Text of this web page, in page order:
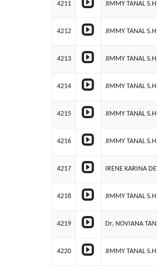
4211 JIMMY TANAL
4212 JIMMY TANAL
4213 JIMMY TANAL
4214 JIMMY TANAL
4215 JIMMY TANAL
4216 JIMMY TANAL
4217 IRENE KARINA
4218 JIMMY TANAL
4219 Dr. NOVIANA
4220 JIMMY TANAL